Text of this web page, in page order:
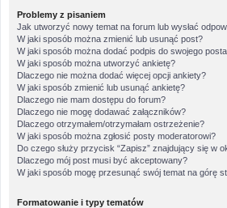
Problemy z pisaniem
Jak utworzyć nowy temat na forum lub wysłać
W jaki sposób można zmienić lub usunąć post?
W jaki sposób można dodać podpis do swojego
W jaki sposób można utworzyć ankietę?
Dlaczego nie można dodać więcej opcji ankiety?
W jaki sposób zmienić lub usunąć ankietę?
Dlaczego nie mam dostępu do forum?
Dlaczego nie mogę dodawać załączników?
Dlaczego otrzymałem/otrzymałam ostrzeżenie?
W jaki sposób można zgłosić posty moderatorowi?
Do czego służy przycisk “Zapisz” znajdujący się w
Dlaczego mój post musi być akceptowany?
W jaki sposób mogę przesunąć swój temat na górę
Formatowanie i typy tematów